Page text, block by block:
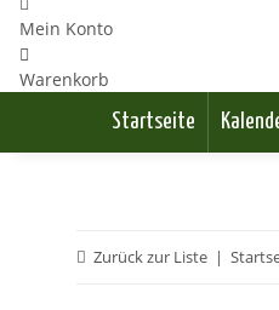
Mein Konto
Warenkorb
Startseite
Zurück zur Liste